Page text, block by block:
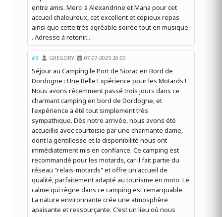
entre amis. Merci à Alexandrine et Mana pour cet
accueil chaleureux, cet excellent et copieux repas
ainsi que cette très agréable soirée tout en musique
. Adresse à retenir...
#3 GREGORY 07-07-2025 20:00
Séjour au Camping le Port de Siorac en Bord de
Dordogne : Une Belle Expérience pour les Motards !
Nous avons récemment passé trois jours dans ce
charmant camping en bord de Dordogne, et
l'expérience a été tout simplement très
sympathique. Dès notre arrivée, nous avons été
accueillis avec courtoisie par une charmante dame,
dont la gentillesse et la disponibilité nous ont
immédiatement mis en confiance. Ce camping est
recommandé pour les motards, car il fait partie du
réseau "relais-motards" et offre un accueil de
qualité, parfaitement adapté au tourisme en moto. Le
calme qui règne dans ce camping est remarquable.
La nature environnante crée une atmosphère
apaisante et ressourçante. C'est un lieu où nous